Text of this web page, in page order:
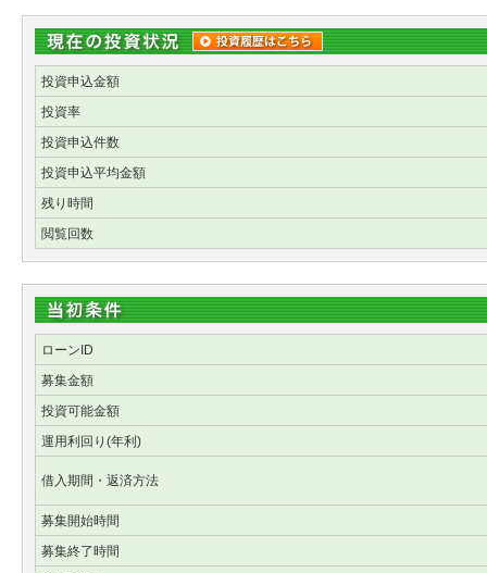
投資申込金額
投資率
投資申込件数
投資申込平均金額
残り時間
閲覧回数
ローンID
募集金額
投資可能金額
運用利回り(年利)
借入期間・返済方法
募集開始時間
募集終了時間